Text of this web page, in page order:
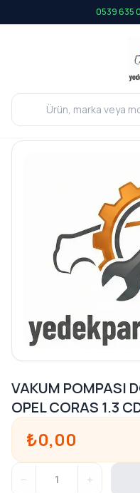
0539 635
VAKUM POMPASI
OPEL CORAS 1.3
₺0,00
− +